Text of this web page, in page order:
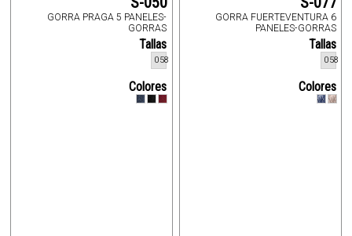
GORRA PRAGA 5 PANELES-
GORRAS
Tallas
058
Colores
GORRA FUERTEVENTURA 6
PANELES-GORRAS
Tallas
058
Colores